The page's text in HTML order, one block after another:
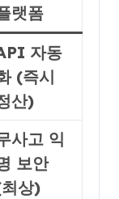
랫폼
자동
(즉시
산)
사고 익
보안
상)